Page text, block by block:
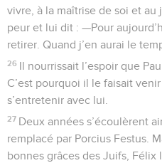
vivre, à la maîtrise de soi et
peur et lui dit : —Pour
retirer. Quand j’en aurai le
26 Il nourrissait l’espoir que
C’est pourquoi il le faisait
s’entretenir avec lui.
27 Deux années s’écoulèrent
remplacé par Porcius Festus.
bonnes grâces des Juifs, Félix